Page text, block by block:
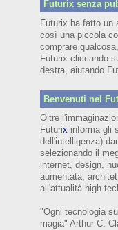
Futurix senza
Futurix ha fatto un
così una piccola
comprare
Futurix cliccando
destra, aiutando
Benvenuti nel
Oltre
Futurix informa gli
dell'intelligenza)
selezionando il
internet, design,
aumentata,
all'attualità high-
"Ogni tecnologia
magia" Arthur C.